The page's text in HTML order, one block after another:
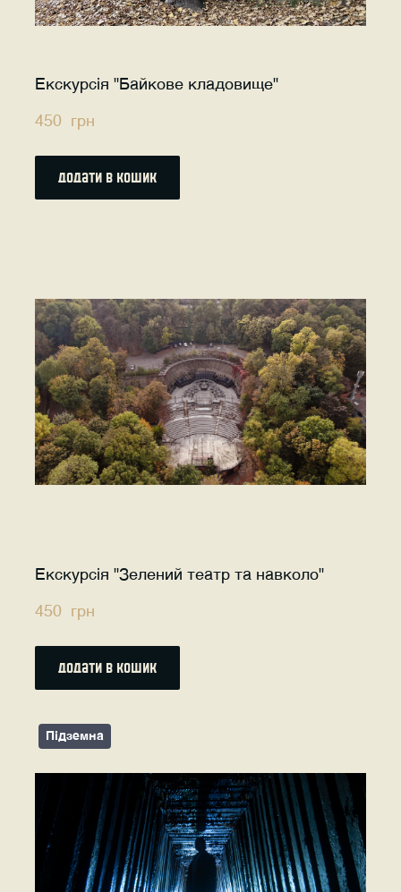
Екскурсія "Байкове кладовище"
450  грн
додати в кошик
Екскурсія "Зелений театр та навколо"
450  грн
додати в кошик
Підземна